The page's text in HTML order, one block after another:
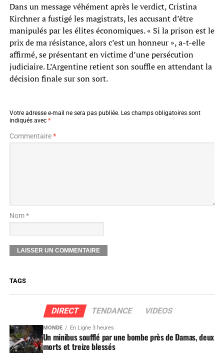
Dans un message véhément après le verdict, Cristina
Kirchner a fustigé les magistrats, les accusant d’être
manipulés par les élites économiques. « Si la prison est le
prix de ma résistance, alors c’est un honneur », a-t-elle
affirmé, se présentant en victime d’une persécution
judiciaire. L’Argentine retient son souffle en attendant la
décision finale sur son sort.
Votre adresse e-mail ne sera pas publiée. Les champs obligatoires sont
indiqués avec *
Commentaire*
Nom *
TAGS
DIRECT TENDANCE VIDEOS
MONDE En Ligne 3 heures
Un minibus soufflé par une bombe près de Damas, deux
morts et treize blessés